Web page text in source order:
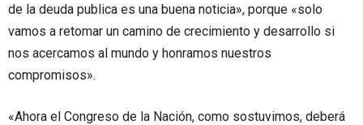
de la deuda publica es una buena noticia», porque «solo
vamos a retomar un camino de crecimiento y desarrollo si
nos acercamos al mundo y honramos nuestros
compromisos».
«Ahora el Congreso de la Nación, como sostuvimos, deberá